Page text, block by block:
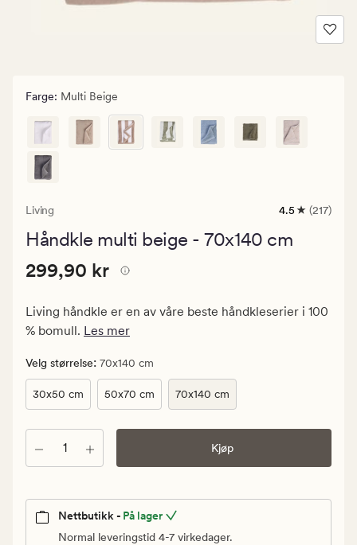
Farge: Multi Beige
Living
217
med
4.5
4.5 (217)
Håndkle multi beige - 70x140 cm
Pris
299,90
kr.
Vanlig
299,90
kr
Pris 299,90 kr
299,90 kr
Living håndkle er en av våre beste håndkleserier i 100
% bomull. Les mer
Velg størrelse: 70x140 cm
30x50 cm 50x70 cm 70x140 cm
Antall Kjøp
Nettbutikk - På lager
Normal leveringstid 4-7 virkedager.